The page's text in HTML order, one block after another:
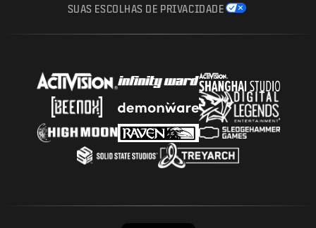
SUAS ESCOLHAS DE PRIVACIDADE